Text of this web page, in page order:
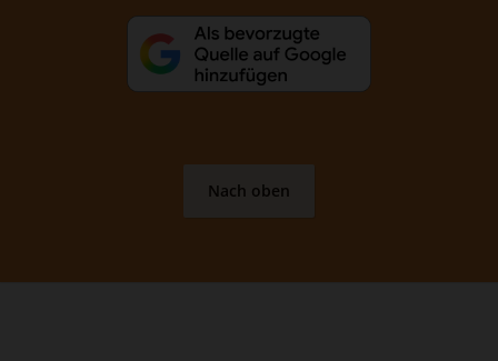
Nach oben